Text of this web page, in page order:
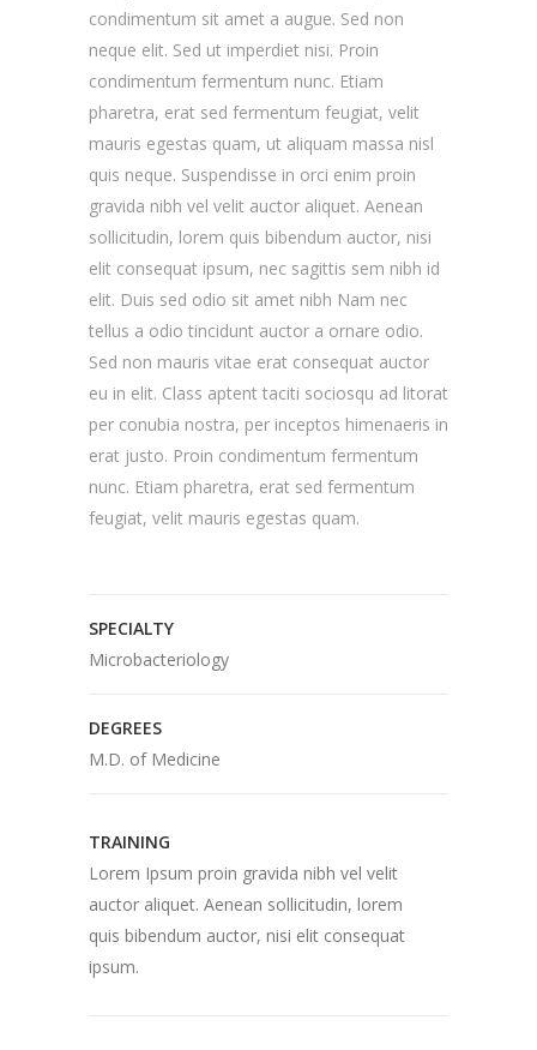
condimentum sit amet a augue. Sed non
neque elit. Sed ut imperdiet nisi. Proin
condimentum fermentum nunc. Etiam
pharetra, erat sed fermentum feugiat, velit
mauris egestas quam, ut aliquam massa nisl
quis neque. Suspendisse in orci enim proin
gravida nibh vel velit auctor aliquet. Aenean
sollicitudin, lorem quis bibendum auctor, nisi
elit consequat ipsum, nec sagittis sem nibh id
elit. Duis sed odio sit amet nibh Nam nec
tellus a odio tincidunt auctor a ornare odio.
Sed non mauris vitae erat consequat auctor
eu in elit. Class aptent taciti sociosqu ad litorat
per conubia nostra, per inceptos himenaeris in
erat justo. Proin condimentum fermentum
nunc. Etiam pharetra, erat sed fermentum
feugiat, velit mauris egestas quam.
SPECIALTY
Microbacteriology
DEGREES
M.D. of Medicine
TRAINING
Lorem Ipsum proin gravida nibh vel velit
auctor aliquet. Aenean sollicitudin, lorem
quis bibendum auctor, nisi elit consequat
ipsum.